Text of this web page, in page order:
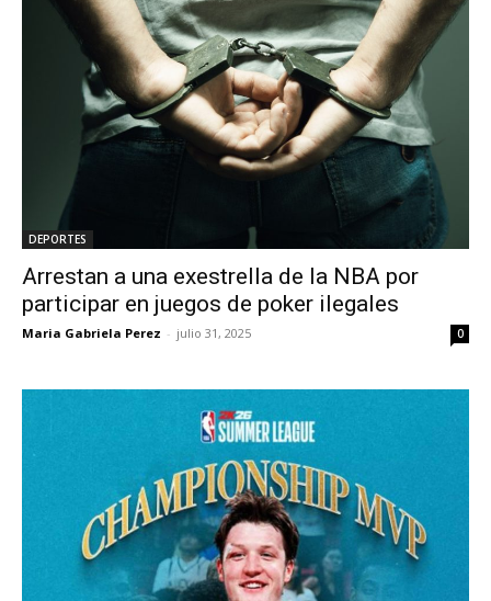
DEPORTES
Arrestan a una exestrella de la NBA por
participar en juegos de poker ilegales
Maria Gabriela Perez - julio 31, 2025 0